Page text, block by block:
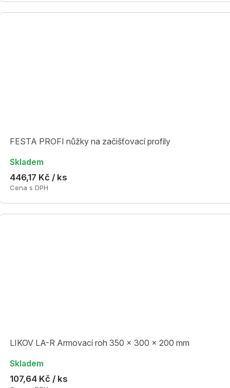
FESTA PROFI nůžky na začišťovací profily
Skladem
446,17 Kč / ks
Cena s DPH
LIKOV LA-R Armovací roh 350 x 300 x 200 mm
Skladem
107,64 Kč / ks